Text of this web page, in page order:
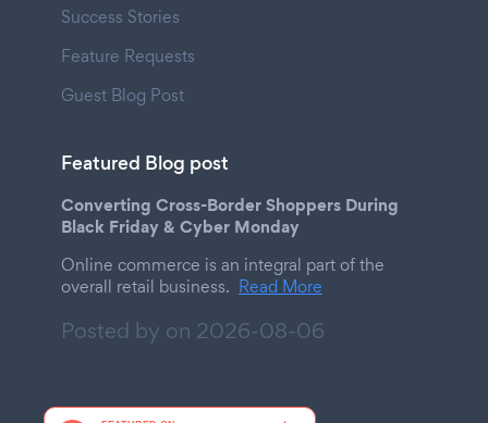
Success Stories
Feature Requests
Guest Blog Post
Featured Blog post
Converting Cross-Border Shoppers During
Black Friday & Cyber Monday
Online commerce is an integral part of the
overall retail business. Read More
Posted by on 2026-08-06